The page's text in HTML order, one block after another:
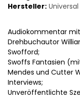
Hersteller:
Audiokommentar
Drehbuchautor
Swofford;
Swoffs Fantasien
Mendes und Cutter
Interviews;
Unveröffentlichte